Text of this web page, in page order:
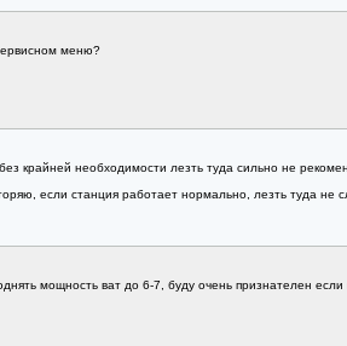
меню?
крайней необходимости лезть туда сильно не
если станция работает нормально, лезть туда не
мощность ват до 6-7, буду очень признателен если